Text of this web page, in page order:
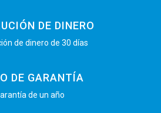
DE DINERO
de dinero de 30 días
DE GARANTÍA
de un año